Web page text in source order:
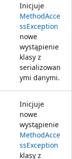
Inicjuje
MethodAcce
ssException
nowe
wystąpienie
klasy z
serializowan
ymi danymi.
Inicjuje
nowe
wystąpienie
MethodAcce
ssException
klasy z